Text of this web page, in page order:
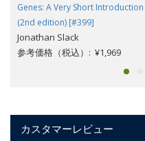
Genes: A Very Short Introduction
(2nd edition) [#399]
Jonathan Slack
参考価格（税込）: ¥1,969
カスタマーレビュー